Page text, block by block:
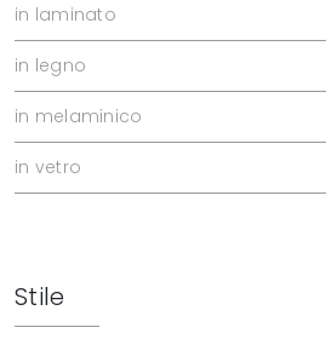
in laminato
in legno
in melaminico
in vetro
Stile